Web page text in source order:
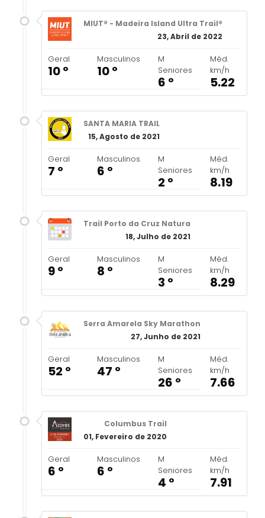
MIUT® - Madeira Island Ultra Trail®
23, Abril de 2022
Geral
10 º
Masculinos
10 º
M
Seniores
6 º
Méd.
km/h
5.22
SANTA MARIA TRAIL
15, Agosto de 2021
Geral
7 º
Masculinos
6 º
M
Seniores
2 º
Méd.
km/h
8.19
Trail Porto da Cruz Natura
18, Julho de 2021
Geral
9 º
Masculinos
8 º
M
Seniores
3 º
Méd.
km/h
8.29
Serra Amarela Sky Marathon
27, Junho de 2021
Geral
52 º
Masculinos
47 º
M
Seniores
26 º
Méd.
km/h
7.66
Columbus Trail
01, Fevereiro de 2020
Geral
6 º
Masculinos
6 º
M
Seniores
4 º
Méd.
km/h
7.91